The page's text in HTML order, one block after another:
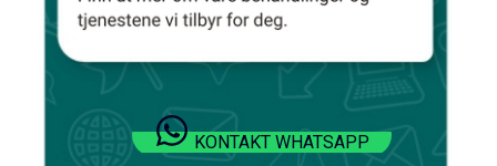
KONTAKT WHATSAPP